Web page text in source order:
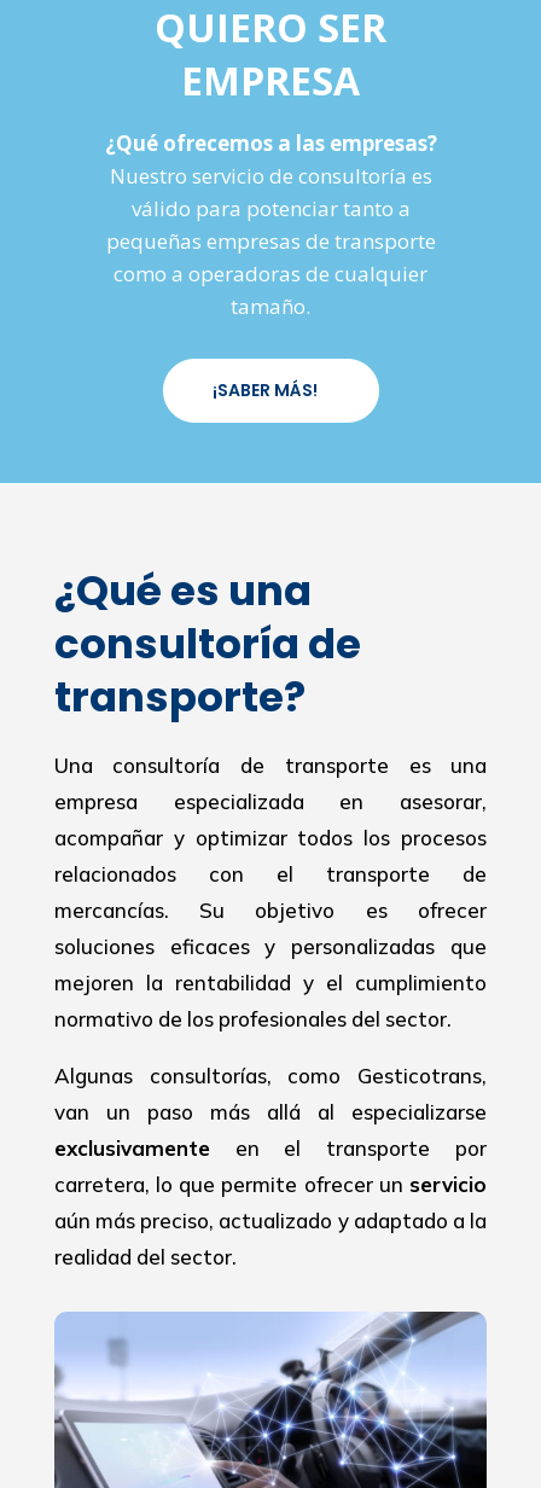
QUIERO SER
EMPRESA
¿Qué ofrecemos a las empresas?
Nuestro servicio de consultoría es
válido para potenciar tanto a
pequeñas empresas de transporte
como a operadoras de cualquier
tamaño.
¡SABER MÁS!
¿Qué es una
consultoría de
transporte?
Una consultoría de transporte es una
empresa especializada en asesorar,
acompañar y optimizar todos los procesos
relacionados con el transporte de
mercancías. Su objetivo es ofrecer
soluciones eficaces y personalizadas que
mejoren la rentabilidad y el cumplimiento
normativo de los profesionales del sector.
Algunas consultorías, como Gesticotrans,
van un paso más allá al especializarse
exclusivamenteen el transporte por
carretera, lo que permite ofrecer unservicio
aún más preciso, actualizado y adaptado a la
realidad del sector.